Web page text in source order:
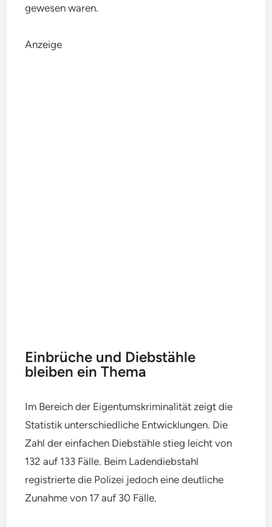
gewesen waren.
Anzeige
Einbrüche und Diebstähle
bleiben ein Thema
Im Bereich der Eigentumskriminalität zeigt die
Statistik unterschiedliche Entwicklungen. Die
Zahl der einfachen Diebstähle stieg leicht von
132 auf 133 Fälle. Beim Ladendiebstahl
registrierte die Polizei jedoch eine deutliche
Zunahme von 17 auf 30 Fälle.